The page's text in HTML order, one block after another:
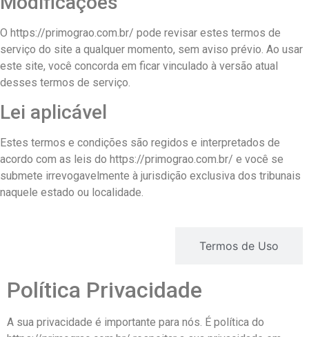
O https://primograo.com.br/ pode revisar estes termos de
serviço do site a qualquer momento, sem aviso prévio. Ao usar
este site, você concorda em ficar vinculado à versão atual
desses termos de serviço.
Lei aplicável
Estes termos e condições são regidos e interpretados de
acordo com as leis do https://primograo.com.br/ e você se
submete irrevogavelmente à jurisdição exclusiva dos tribunais
naquele estado ou localidade.
Termos de Uso
Política Privacidade
A sua privacidade é importante para nós. É política do